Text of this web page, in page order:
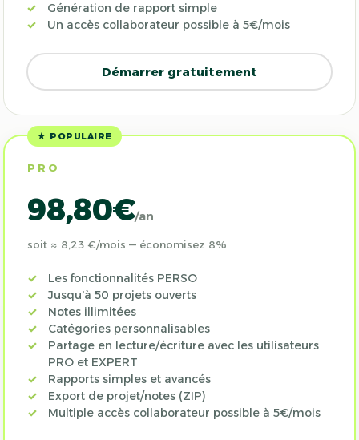
Génération de rapport simple
Un accès collaborateur possible à 5€/mois
Démarrer gratuitement
★ POPULAIRE
PRO
98,80€/an
soit ≈ 8,23 €/mois — économisez 8%
Les fonctionnalités PERSO
Jusqu'à 50 projets ouverts
Notes illimitées
Catégories personnalisables
Partage en lecture/écriture avec les utilisateurs
PRO et EXPERT
Rapports simples et avancés
Export de projet/notes (ZIP)
Multiple accès collaborateur possible à 5€/mois